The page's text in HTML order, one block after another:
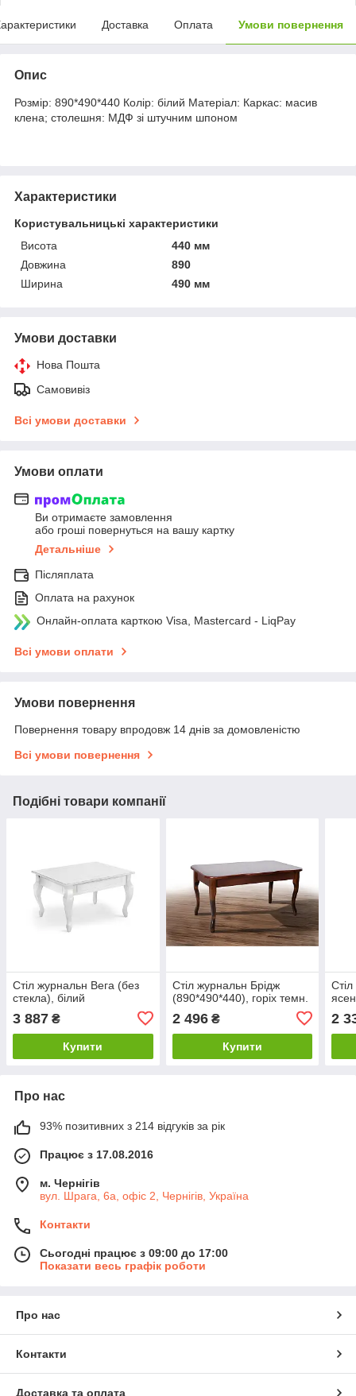
Доставка Оплата Умови повернення
Опис
Розмір: 890*490*440 Колір: білий Матеріал: Каркас: масив
клена; столешня: МДФ зі штучним шпоном
Характеристики
Користувальницькі характеристики
Висота
440 мм
Довжина
890
Ширина
490 мм
Умови доставки
Нова Пошта
Самовивіз
Всі умови доставки
Умови оплати
Ви отримаєте замовлення
або гроші повернуться на вашу картку
Детальніше
Післяплата
Оплата на рахунок
Онлайн-оплата карткою Visa, Mastercard - LiqPay
Всі умови оплати
Умови повернення
Повернення товару впродовж 14 днів за домовленістю
Всі умови повернення
Подібні товари компанії
Стіл журнальн Вега (без
стекла), білий
3 887 ₴
Купити
Стіл журнальн Брідж
(890*490*440), горіх темн.
2 496₴
Купити
ясен
2
Про нас
93% позитивних з 214 відгуків за рік
Працює з 17.08.2016
м. Чернігів
вул. Шрага, 6а, офіс 2, Чернігів, Україна
Контакти
Сьогодні працює з 09:00 до 17:00
Показати весь графік роботи
Про нас
Контакти
Доставка та оплата